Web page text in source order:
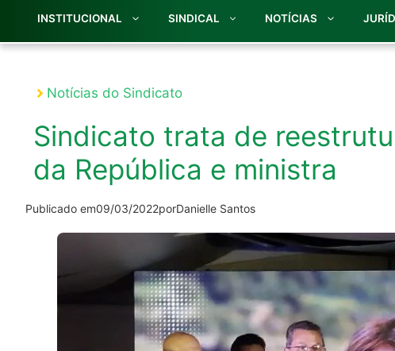
INSTITUCIONAL SINDICAL NOTÍCIAS
Notícias do Sindicato
Sindicato trata de
da República e ministra
Publicado em09/03/2022porDanielle Santos